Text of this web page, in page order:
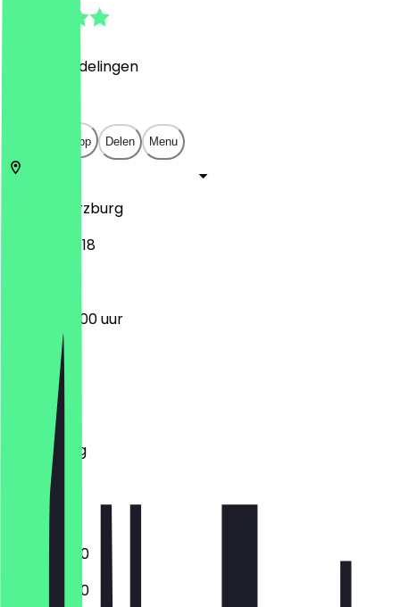
Beoordelingen
Open in app Delen Menu
Würzburg
Hofstraße 18
09:00 - 20:00 uur
Maandag
Dinsdag
Woensdag
Donderdag
Vrijdag
Zaterdag
Zondag
10:00 - 19:00
10:00 - 19:00